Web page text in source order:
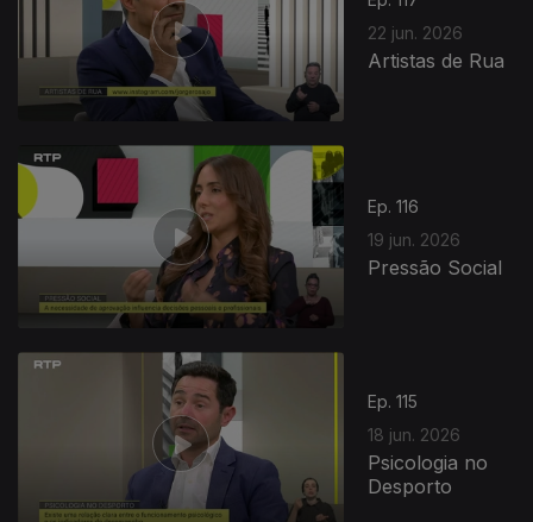
22 jun. 2026
Artistas de Rua
Ep. 116
19 jun. 2026
Pressão Social
Ep. 115
18 jun. 2026
Psicologia no
Desporto